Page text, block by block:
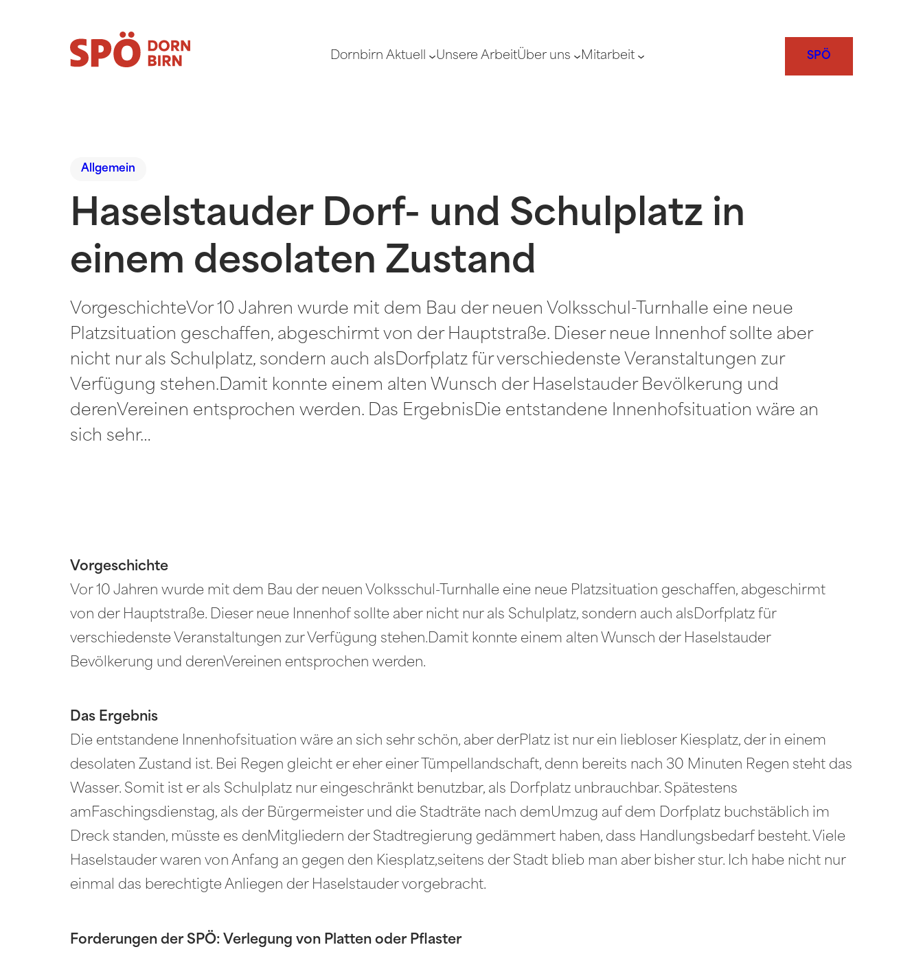
Dornbirn Aktuell Unsere ArbeitÜber uns Mitarbeit SPÖ
Allgemein
Haselstauder Dorf- und Schulplatz in
einem desolaten Zustand
VorgeschichteVor 10 Jahren wurde mit dem Bau der neuen Volksschul-Turnhalle eine neue
Platzsituation geschaffen, abgeschirmt von der Hauptstraße. Dieser neue Innenhof sollte aber
nicht nur als Schulplatz, sondern auch alsDorfplatz für verschiedenste Veranstaltungen zur
Verfügung stehen.Damit konnte einem alten Wunsch der Haselstauder Bevölkerung und
derenVereinen entsprochen werden. Das ErgebnisDie entstandene Innenhofsituation wäre an
sich sehr…
Vorgeschichte
Vor 10 Jahren wurde mit dem Bau der neuen Volksschul-Turnhalle eine neue Platzsituation geschaffen, abgeschirmt
von der Hauptstraße. Dieser neue Innenhof sollte aber nicht nur als Schulplatz, sondern auch alsDorfplatz für
verschiedenste Veranstaltungen zur Verfügung stehen.Damit konnte einem alten Wunsch der Haselstauder
Bevölkerung und derenVereinen entsprochen werden.
Das Ergebnis
Die entstandene Innenhofsituation wäre an sich sehr schön, aber derPlatz ist nur ein liebloser Kiesplatz, der in einem
desolaten Zustand ist. Bei Regen gleicht er eher einer Tümpellandschaft, denn bereits nach 30 Minuten Regen steht das
Wasser. Somit ist er als Schulplatz nur eingeschränkt benutzbar, als Dorfplatz unbrauchbar. Spätestens
amFaschingsdienstag, als der Bürgermeister und die Stadträte nach demUmzug auf dem Dorfplatz buchstäblich im
Dreck standen, müsste es denMitgliedern der Stadtregierung gedämmert haben, dass Handlungsbedarf besteht. Viele
Haselstauder waren von Anfang an gegen den Kiesplatz,seitens der Stadt blieb man aber bisher stur. Ich habe nicht nur
einmal das berechtigte Anliegen der Haselstauder vorgebracht.
Forderungen der SPÖ: Verlegung von Platten oder Pflaster